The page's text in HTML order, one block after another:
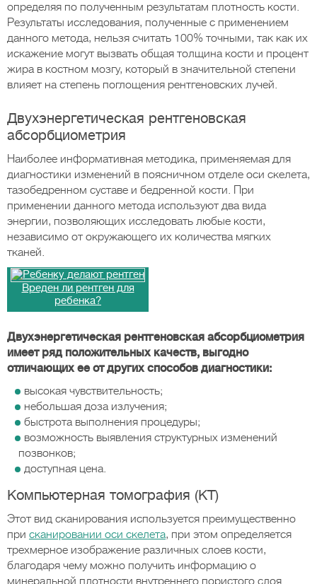
определяя по полученным результатам плотность кости.
Результаты исследования, полученные с применением
данного метода, нельзя считать 100% точными, так как их
искажение могут вызвать общая толщина кости и процент
жира в костном мозгу, который в значительной степени
влияет на степень поглощения рентгеновских лучей.
Двухэнергетическая рентгеновская
абсорбциометрия
Наиболее информативная методика, применяемая для
диагностики изменений в поясничном отделе оси скелета,
тазобедренном суставе и бедренной кости. При
применении данного метода используют два вида
энергии, позволяющих исследовать любые кости,
независимо от окружающего их количества мягких
тканей.
Вреден ли рентген для
ребенка?
Двухэнергетическая рентгеновская абсорбциометрия
имеет ряд положительных качеств, выгодно
отличающих ее от других способов диагностики:
высокая чувствительность;
небольшая доза излучения;
быстрота выполнения процедуры;
возможность выявления структурных изменений
позвонков;
доступная цена.
Компьютерная томография (КТ)
Этот вид сканирования используется преимущественно
при сканировании оси скелета, при этом определяется
трехмерное изображение различных слоев кости,
благодаря чему можно получить информацию о
минеральной плотности внутреннего пористого слоя